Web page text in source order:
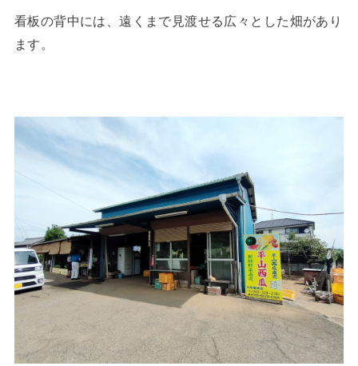
看板の背中には、遠くまで見渡せる広々とした畑があり
ます。